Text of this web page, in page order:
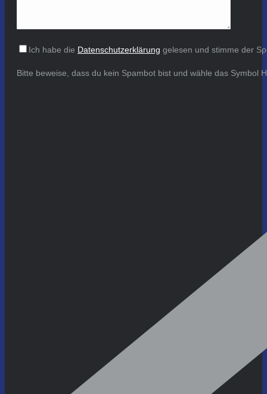
Ich habe die Datenschutzerklärung gelesen und stimme der
Bitte beweise, dass du kein Spambot bist und wähle das Symbol